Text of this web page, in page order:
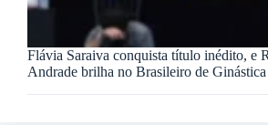
Flávia Saraiva conquista título inédito, e
Andrade brilha no Brasileiro de Ginástica